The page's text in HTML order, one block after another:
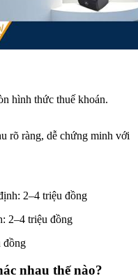
hình thức thuế khoán.
rõ ràng, dễ chứng minh với
2–4 triệu đồng
triệu đồng
nhau thế nào?